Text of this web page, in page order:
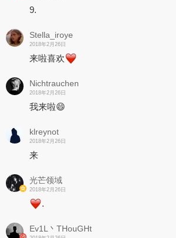
9.
Stella_iroye
2018年2月26日
来啦喜欢
Nichtrauchen
2018年2月26日
我来啦😄
klreynot
2018年2月26日
来
光芒领域
2018年2月26日
.
Ev1L丶THouGHt